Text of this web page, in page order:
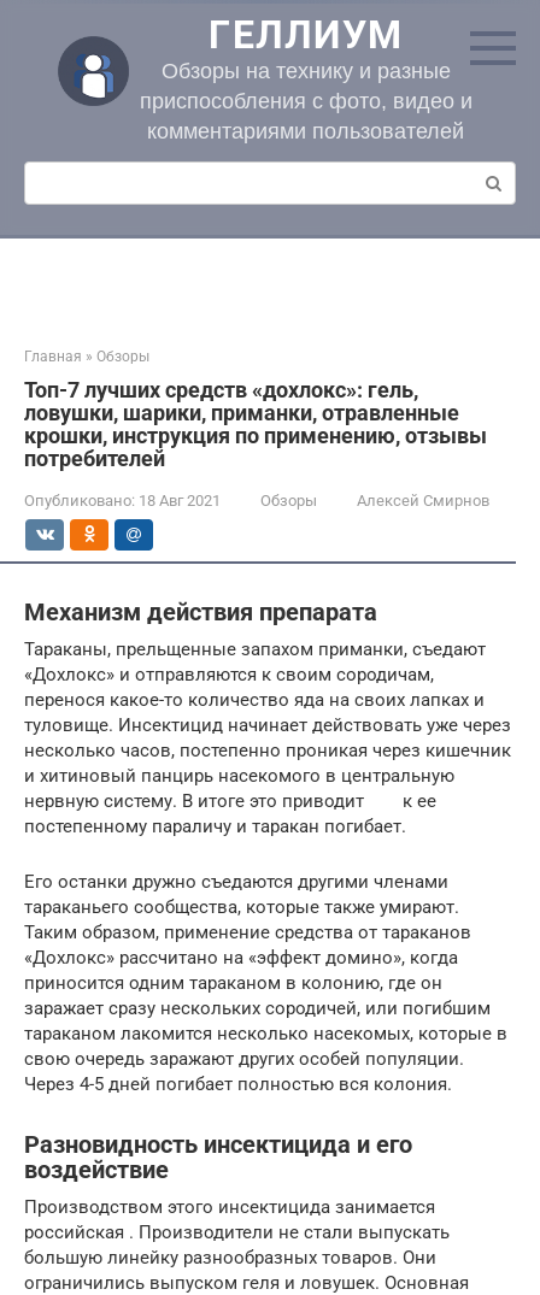
контенту
ГЕЛЛИУМ
Обзоры на технику и разные
приспособления с фото, видео и
комментариями пользователей
Поиск:
Главная » Обзоры
Топ-7 лучших средств «дохлокс»: гель,
ловушки, шарики, приманки, отравленные
крошки, инструкция по применению, отзывы
потребителей
Опубликовано: 18 Авг 2021 Обзоры Алексей Смирнов
Механизм действия препарата
Тараканы, прельщенные запахом приманки, съедают
«Дохлокс» и отправляются к своим сородичам,
перенося какое-то количество яда на своих лапках и
туловище. Инсектицид начинает действовать уже через
несколько часов, постепенно проникая через кишечник
и хитиновый панцирь насекомого в центральную
нервную систему. В итоге это приводит к ее
постепенному параличу и таракан погибает.
Его останки дружно съедаются другими членами
тараканьего сообщества, которые также умирают.
Таким образом, применение средства от тараканов
«Дохлокс» рассчитано на «эффект домино», когда
приносится одним тараканом в колонию, где он
заражает сразу нескольких сородичей, или погибшим
тараканом лакомится несколько насекомых, которые в
свою очередь заражают других особей популяции.
Через 4-5 дней погибает полностью вся колония.
Разновидность инсектицида и его
воздействие
Производством этого инсектицида занимается
российская . Производители не стали выпускать
большую линейку разнообразных товаров. Они
ограничились выпуском геля и ловушек. Основная